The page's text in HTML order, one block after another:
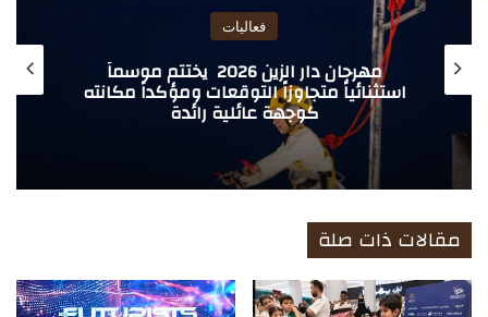
فعاليات
مهرجان دار الزين 2026 يختتم موسماً
استثنائياً متجاوزاً التوقعات ومؤكداً مكانته
كوجهة عائلية رائدة
مقالات ذات صلة